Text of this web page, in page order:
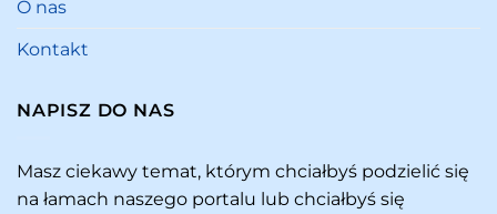
O nas
Kontakt
NAPISZ DO NAS
Masz ciekawy temat, którym chciałbyś podzielić się
na łamach naszego portalu lub chciałbyś się